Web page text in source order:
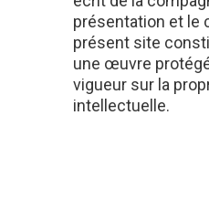
présentation et le
présent site
une œuvre
vigueur sur la
intellectuelle.